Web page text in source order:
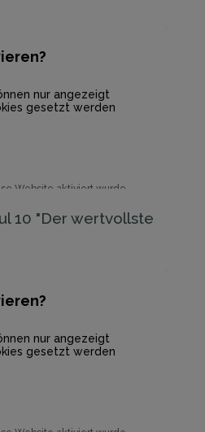
nur angezeigt
gesetzt werden
Website aktiviert wurde,
10 "D​er wertvollste
nur angezeigt
gesetzt werden